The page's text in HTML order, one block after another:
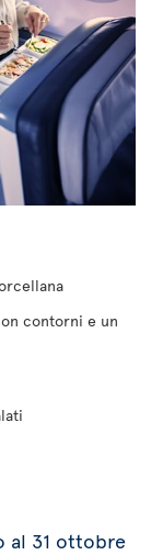
contorni e un
al 31 ottobre